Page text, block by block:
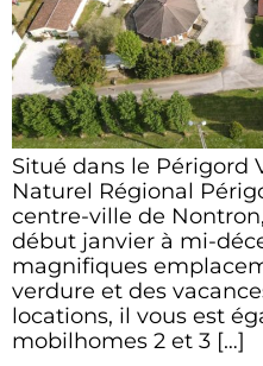
Situé dans le Périgord
Naturel Régional
centre-ville de
début janvier à mi-
magnifiques
verdure et des
locations, il vous est
mobilhomes 2 et 3 […]